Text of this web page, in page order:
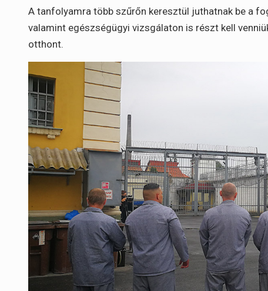
A tanfolyamra több szűrőn keresztül juthatnak be a
valamint egészségügyi vizsgálaton is részt kell
otthont.